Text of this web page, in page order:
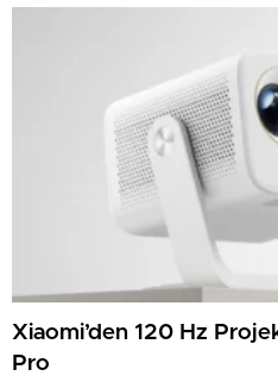
12.120 Dolar Pasif Gelir
Xiaomi’den 120 Hz
Pro